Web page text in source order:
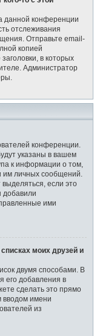
данной конференции
отслеживания
Отправьте email-
копией
в которых
Администратор
конференции.
указаны в вашем
к информации о том,
им личных сообщений.
если это
добавили
ими
моих друзей и
двумя способами. В
его добавления в
сделать это прямо
вводом имени
из